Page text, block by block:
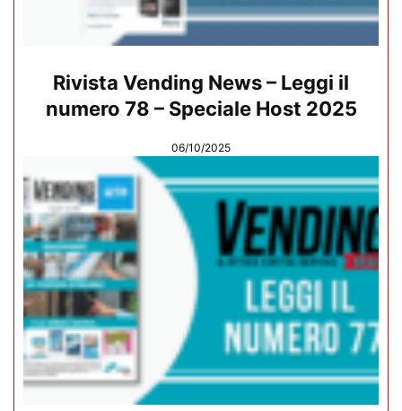
Rivista Vending News – Leggi il
numero 78 – Speciale Host 2025
06/10/2025